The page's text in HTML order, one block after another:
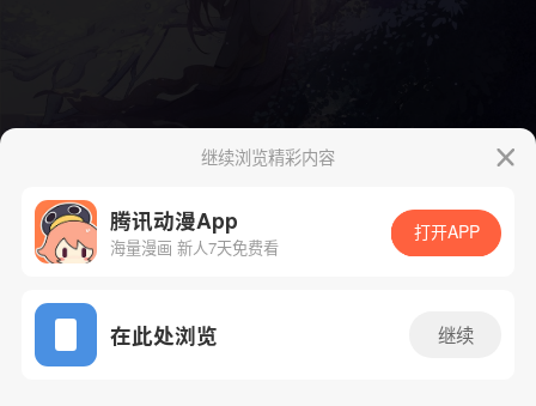
App免费看
继续浏览精彩内容
腾讯动漫App
海量漫画 新人7天免费看
打开APP
在此处浏览 继续